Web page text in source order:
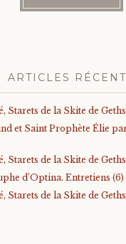
ARTICLES
Starets de la Skite de
et Saint Prophète Élie
Starets de la Skite de
d’Optina. Entretiens (6)
Starets de la Skite de